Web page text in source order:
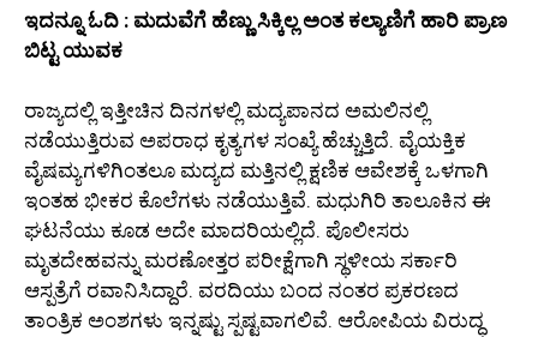
ಇದನ್ನೂ ಓದಿ : ಮದುವೆಗೆ ಹೆಣ್ಣು ಸಿಕ್ಕಿಲ್ಲ ಅಂತ ಕಲ್ಯಾಣಿಗೆ ಹಾರಿ ಪ್ರಾಣ
ಬಿಟ್ಟ ಯುವಕ
ರಾಜ್ಯದಲ್ಲಿ ಇತ್ತೀಚಿನ ದಿನಗಳಲ್ಲಿ ಮದ್ಯಪಾನದ ಅಮಲಿನಲ್ಲಿ
ನಡೆಯುತ್ತಿರುವ ಅಪರಾಧ ಕೃತ್ಯಗಳ ಸಂಖ್ಯೆ ಹೆಚ್ಚುತ್ತಿದೆ. ವೈಯಕ್ತಿಕ
ವೈಷಮ್ಯಗಳಿಗಿಂತಲೂ ಮದ್ಯದ ಮತ್ತಿನಲ್ಲಿ ಕ್ಷಣಿಕ ಆವೇಶಕ್ಕೆ ಒಳಗಾಗಿ
ಇಂತಹ ಭೀಕರ ಕೊಲೆಗಳು ನಡೆಯುತ್ತಿವೆ. ಮಧುಗಿರಿ ತಾಲೂಕಿನ ಈ
ಘಟನೆಯು ಕೂಡ ಅದೇ ಮಾದರಿಯಲ್ಲಿದೆ. ಪೊಲೀಸರು
ಮೃತದೇಹವನ್ನು ಮರಣೋತ್ತರ ಪರೀಕ್ಷೆಗಾಗಿ ಸ್ಥಳೀಯ ಸರ್ಕಾರಿ
ಆಸ್ಪತ್ರೆಗೆ ರವಾನಿಸಿದ್ದಾರೆ. ವರದಿಯು ಬಂದ ನಂತರ ಪ್ರಕರಣದ
ತಾಂತ್ರಿಕ ಅಂಶಗಳು ಇನ್ನಷ್ಟು ಸ್ಪಷ್ಟವಾಗಲಿವೆ. ಆರೋಪಿಯ ವಿರುದ್ಧ